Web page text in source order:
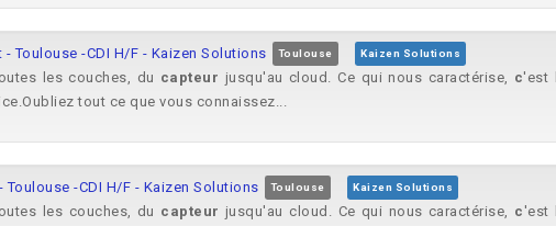
Toulouse -CDI H/F - Kaizen Solutions Toulouse Kaizen Solutions
les couches, du capteur jusqu'au cloud. Ce qui nous caractérise, c'est
tout ce que vous connaissez...
-CDI H/F - Kaizen Solutions Toulouse Kaizen Solutions
les couches, du capteur jusqu'au cloud. Ce qui nous caractérise, c'est